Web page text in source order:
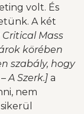
volt. És
A két
Mass
körében
szabály, hogy
A Szerk.] a
nem